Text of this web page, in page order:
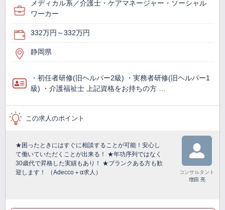
メディカル系／介護士・ケアマネージャー・ソーシャル
ワーカー
332万円～332万円
静岡県
・初任者研修(旧ヘルパー2級) ・実務者研修(旧ヘルパー1
級) ・介護福祉士 上記資格をお持ちの方 …
この求人のポイント
★困ったときにはすぐに相談することが可能！安心し
て働いていただくことが出来る！ ★年功序列ではなく
30歳代で昇格した実績もあり！ ★ブランクある方も歓
迎します！ （Adecco＋α求人）
コンサルタント
増田 亮